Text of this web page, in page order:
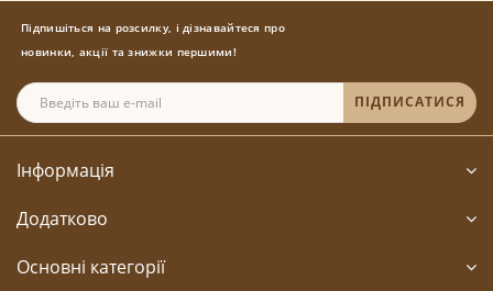
Підпишіться на розсилку, і дізнавайтеся про
новинки, акції та знижки першими!
ПІДПИСАТИСЯ
Інформація
Додатково
Основні категорії